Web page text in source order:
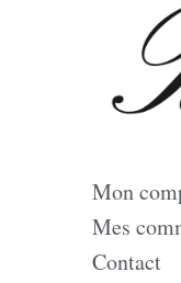
Mon
Mes
Contact